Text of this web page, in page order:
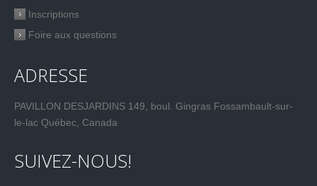
Inscriptions
Foire aux questions
ADRESSE
PAVILLON DESJARDINS 149, boul. Gingras Fossambault-sur-
le-lac Québec, Canada
SUIVEZ-NOUS!